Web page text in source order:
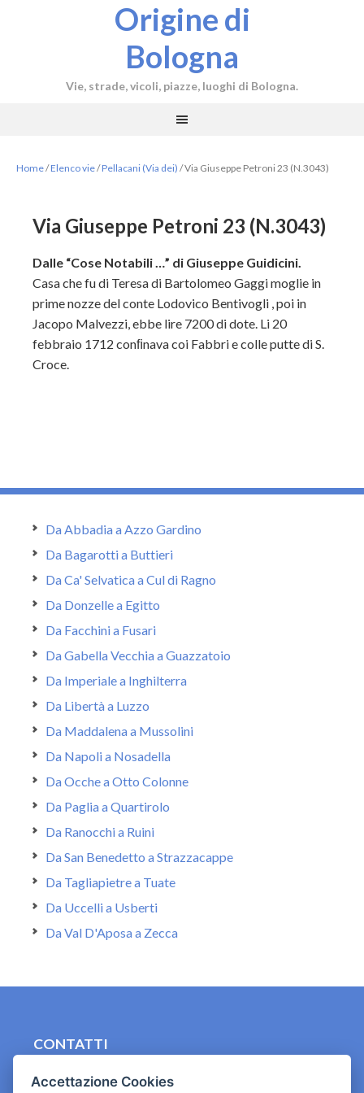
Origine di
Bologna
Vie, strade, vicoli, piazze, luoghi di Bologna.
Home/Elenco vie/Pellacani (Via dei) /Via Giuseppe Petroni 23 (N.3043)
Via Giuseppe Petroni 23 (N.3043)
Dalle “Cose Notabili …” di Giuseppe Guidicini.
Casa che fu di Teresa di Bartolomeo Gaggi moglie in
prime nozze del conte Lodovico Bentivogli , poi in
Jacopo Malvezzi, ebbe lire 7200 di dote. Li 20
febbraio 1712 conﬁnava coi Fabbri e colle putte di S.
Croce.
Da Abbadia a Azzo Gardino
Da Bagarotti a Buttieri
Da Ca' Selvatica a Cul di Ragno
Da Donzelle a Egitto
Da Facchini a Fusari
Da Gabella Vecchia a Guazzatoio
Da Imperiale a Inghilterra
Da Libertà a Luzzo
Da Maddalena a Mussolini
Da Napoli a Nosadella
Da Ocche a Otto Colonne
Da Paglia a Quartirolo
Da Ranocchi a Ruini
Da San Benedetto a Strazzacappe
Da Tagliapietre a Tuate
Da Uccelli a Usberti
Da Val D'Aposa a Zecca
CONTATTI
Accettazione Cookies